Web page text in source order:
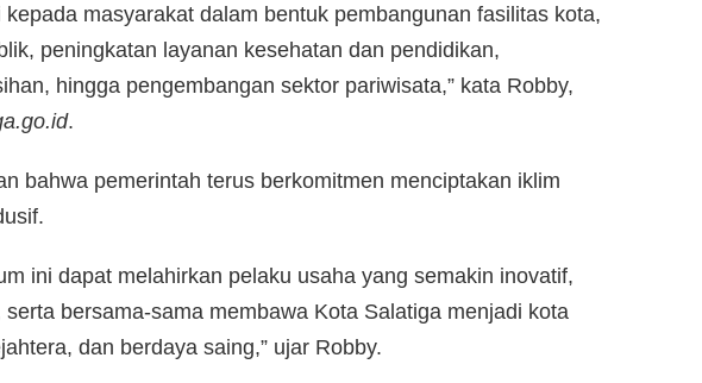
masyarakat dalam bentuk pembangunan fasilitas kota,
peningkatan layanan kesehatan dan pendidikan,
hingga pengembangan sektor pariwisata,” kata Robby,
.
bahwa pemerintah terus berkomitmen menciptakan iklim
ini dapat melahirkan pelaku usaha yang semakin inovatif,
bersama-sama membawa Kota Salatiga menjadi kota
dan berdaya saing,” ujar Robby.